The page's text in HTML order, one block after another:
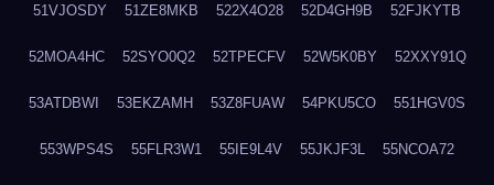
51VJOSDY 51ZE8MKB 522X4O28 52D4GH9B 52FJKYTB
52MOA4HC 52SYO0Q2 52TPECFV 52W5K0BY 52XXY91Q
53ATDBWI 53EKZAMH 53Z8FUAW 54PKU5CO 551HGV0S
553WPS4S 55FLR3W1 55IE9L4V 55JKJF3L 55NCOA72